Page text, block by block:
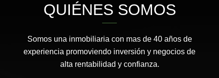
QUIÉNES SOMOS
Somos una inmobiliaria con mas de 40 años de
experiencia promoviendo inversión y negocios de
alta rentabilidad y confianza.